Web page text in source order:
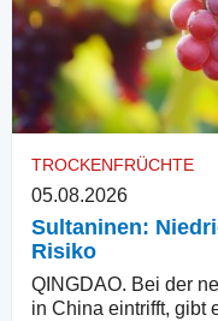
TROCKENFRÜCHTE
05.08.2026
Sultaninen:
Risiko
QINGDAO. Bei der
in China eintrifft, gibt